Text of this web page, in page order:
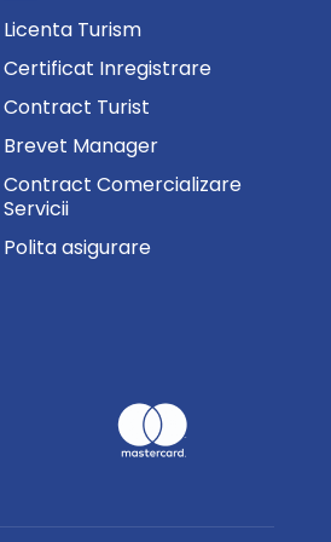
Licenta Turism
Certificat Inregistrare
Contract Turist
Brevet Manager
Contract Comercializare
Servicii
Polita asigurare